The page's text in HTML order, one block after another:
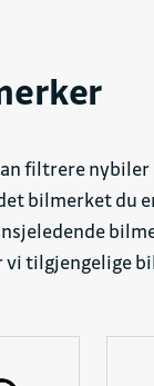
filtrere nybiler
bilmerket du
vi tilgjengelige